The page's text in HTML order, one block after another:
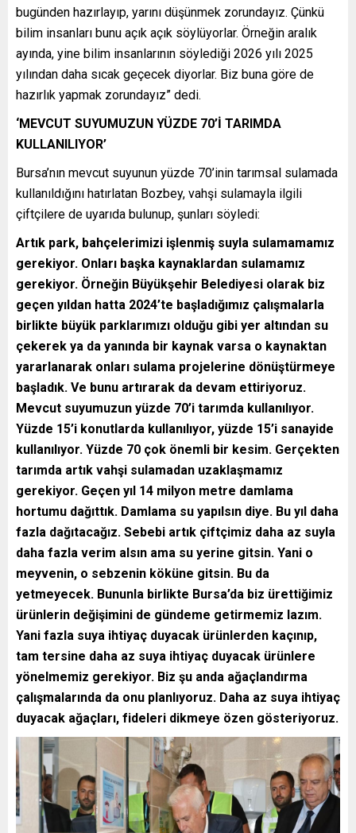
bugünden hazırlayıp, yarını düşünmek zorundayız. Çünkü
bilim insanları bunu açık açık söylüyorlar. Örneğin aralık
ayında, yine bilim insanlarının söylediği 2026 yılı 2025
yılından daha sıcak geçecek diyorlar. Biz buna göre de
hazırlık yapmak zorundayız” dedi.
‘MEVCUT SUYUMUZUN YÜZDE 70’İ TARIMDA
KULLANILIYOR’
Bursa’nın mevcut suyunun yüzde 70’inin tarımsal sulamada
kullanıldığını hatırlatan Bozbey, vahşi sulamayla ilgili
çiftçilere de uyarıda bulunup, şunları söyledi:
Artık park, bahçelerimizi işlenmiş suyla sulamamamız
gerekiyor. Onları başka kaynaklardan sulamamız
gerekiyor. Örneğin Büyükşehir Belediyesi olarak biz
geçen yıldan hatta 2024’te başladığımız çalışmalarla
birlikte büyük parklarımızı olduğu gibi yer altından su
çekerek ya da yanında bir kaynak varsa o kaynaktan
yararlanarak onları sulama projelerine dönüştürmeye
başladık. Ve bunu artırarak da devam ettiriyoruz.
Mevcut suyumuzun yüzde 70’i tarımda kullanılıyor.
Yüzde 15’i konutlarda kullanılıyor, yüzde 15’i sanayide
kullanılıyor. Yüzde 70 çok önemli bir kesim. Gerçekten
tarımda artık vahşi sulamadan uzaklaşmamız
gerekiyor. Geçen yıl 14 milyon metre damlama
hortumu dağıttık. Damlama su yapılsın diye. Bu yıl daha
fazla dağıtacağız. Sebebi artık çiftçimiz daha az suyla
daha fazla verim alsın ama su yerine gitsin. Yani o
meyvenin, o sebzenin köküne gitsin. Bu da
yetmeyecek. Bununla birlikte Bursa’da biz ürettiğimiz
ürünlerin değişimini de gündeme getirmemiz lazım.
Yani fazla suya ihtiyaç duyacak ürünlerden kaçınıp,
tam tersine daha az suya ihtiyaç duyacak ürünlere
yönelmemiz gerekiyor. Biz şu anda ağaçlandırma
çalışmalarında da onu planlıyoruz. Daha az suya ihtiyaç
duyacak ağaçları, fideleri dikmeye özen gösteriyoruz.